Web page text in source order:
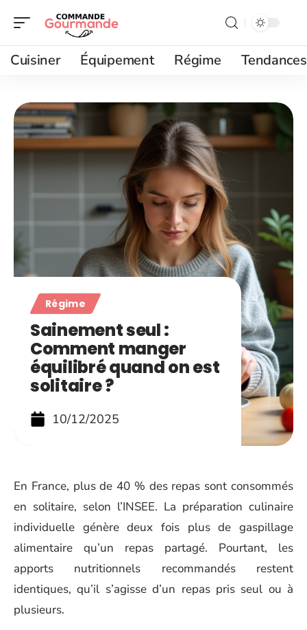
Cuisiner Équipement Régime Tendances
Régime
Sainement seul :
Comment manger
équilibré quand on est
solitaire ?
10/12/2025
En France, plus de 40 % des repas sont consommés
en solitaire, selon l’INSEE. La préparation culinaire
individuelle génère deux fois plus de gaspillage
alimentaire qu’un repas partagé. Pourtant, les
apports nutritionnels recommandés restent
identiques, qu’il s’agisse d’un repas pris seul ou à
plusieurs.